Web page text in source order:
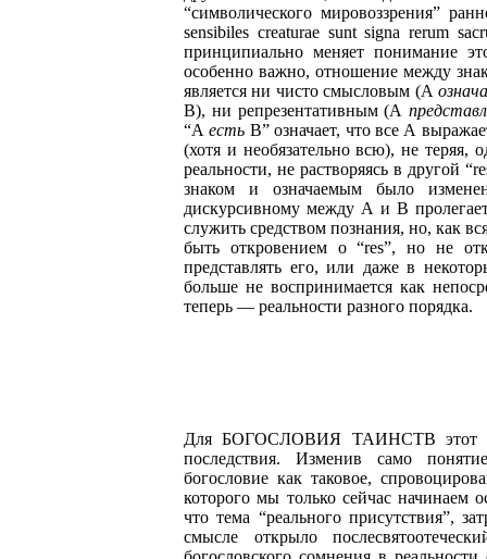
“символического мировоззрения”
sensibiles creaturae sunt signa rerum
принципиально меняет понимание
особенно важно, отношение между
является ни чисто смысловым (А
В), ни репрезентативным (А
“Аесть В” означает, что все А
(хотя и необязательно всю), не теряя,
реальности, не растворяясь в другой
знаком и означаемым было
дискурсивному между А и В
служить средством познания, но, как
быть откровением о “res”, но не
представлять его, или даже в
больше не воспринимается как
теперь — реальности разного порядка.
Для БОГОСЛОВИЯ ТАИНСТВ этот
последствия. Изменив само
богословие как таковое,
которого мы только сейчас начинаем
что тема “реального присутствия”,
смысле открыло